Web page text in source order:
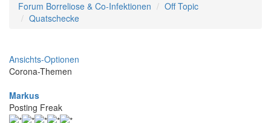
Forum Borreliose & Co-Infektionen
Off Topic
Quatschecke
Ansichts-Optionen
Corona-Themen
Markus
Posting Freak